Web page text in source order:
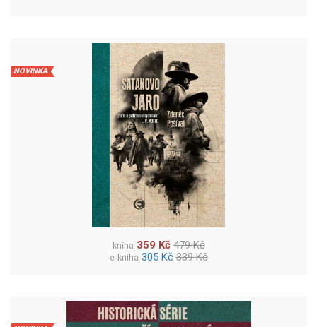
NOVINKA
kniha 359 Kč 479 Kč
e-kniha 305 Kč 339 Kč